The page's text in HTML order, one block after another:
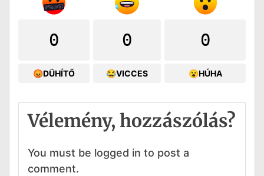
0
😡DÜHÍTŐ
0
😂VICCES
0
😮HÚHA
Vélemény, hozzászólás?
You must be logged in to post a
comment.